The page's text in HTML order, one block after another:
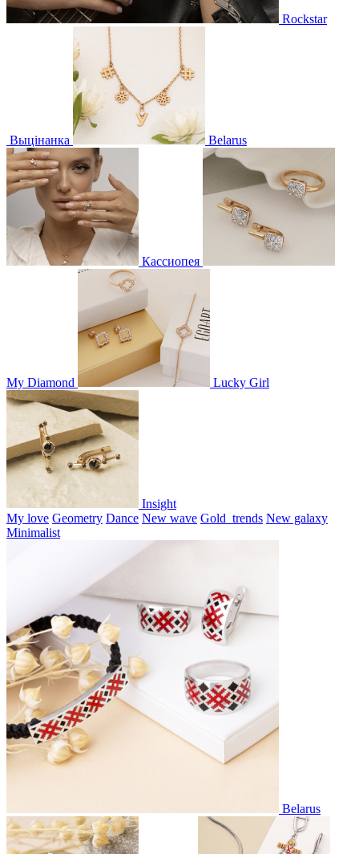
Rockstar
Выцінанка Belarus
Кассиопея
My Diamond Lucky Girl
Insight
My love Geometry Dance New wave Gold_trends New galaxy
Minimalist
Belarus